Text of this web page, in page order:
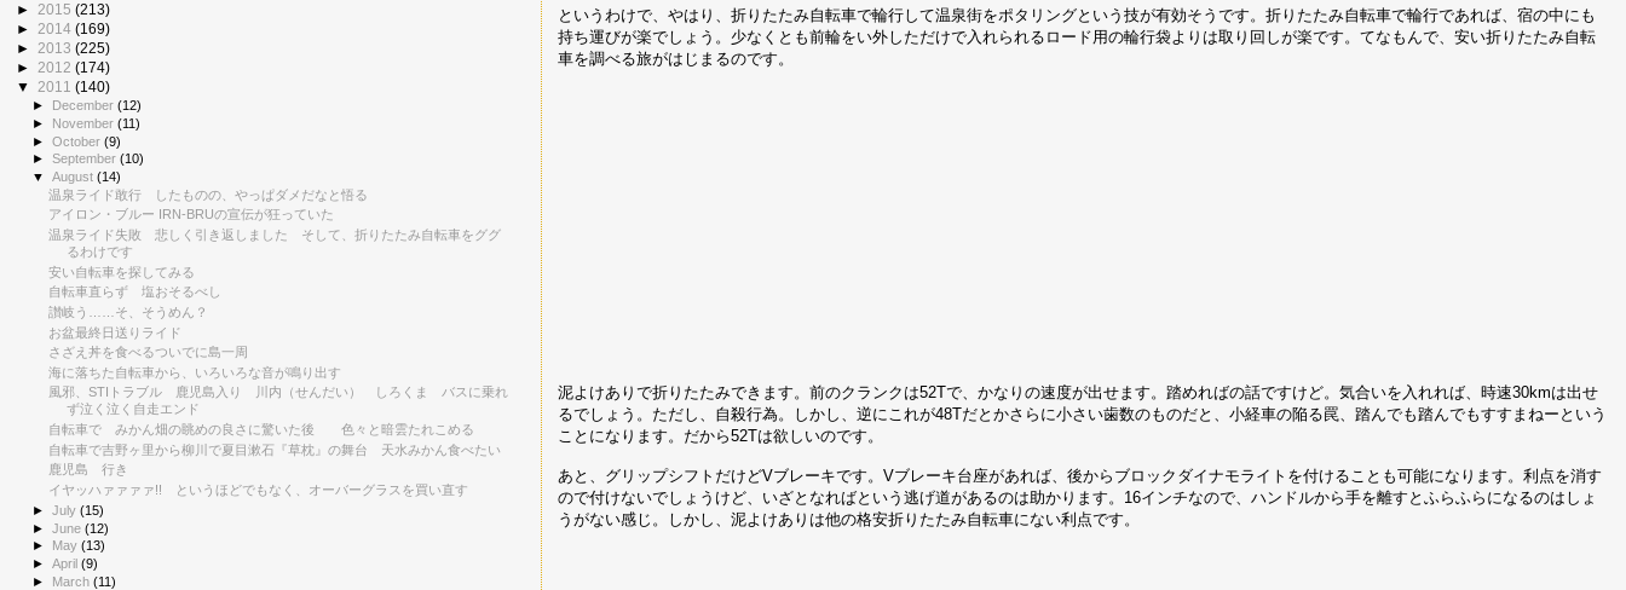
というわけで、やはり、折りたたみ自転車で輪行して温泉街をポタリングという技が有効そうです。折りたたみ自転車で輪行であれば、宿の中にも
持ち運びが楽でしょう。少なくとも前輪をい外しただけで入れられるロード用の輪行袋よりは取り回しが楽です。てなもんで、安い折りたたみ自転
車を調べる旅がはじまるのです。
泥よけありで折りたたみできます。前のクランクは52Tで、かなりの速度が出せます。踏めればの話ですけど。気合いを入れれば、時速30kmは出せ
るでしょう。ただし、自殺行為。しかし、逆にこれが48Tだとかさらに小さい歯数のものだと、小経車の陥る罠、踏んでも踏んでもすすまねーという
ことになります。だから52Tは欲しいのです。
あと、グリップシフトだけどVブレーキです。Vブレーキ台座があれば、後からブロックダイナモライトを付けることも可能になります。利点を消す
ので付けないでしょうけど、いざとなればという逃げ道があるのは助かります。16インチなので、ハンドルから手を離すとふらふらになるのはしょ
うがない感じ。しかし、泥よけありは他の格安折りたたみ自転車にない利点です。
► 2015 (213)
► 2014 (169)
► 2013 (225)
► 2012 (174)
▼ 2011 (140)
► December(12)
► November(11)
►October(9)
►September(10)
▼August(14)
温泉ライド敢行 したものの、やっぱダメだなと悟る
アイロン・ブルー IRN-BRUの宣伝が狂っていた
温泉ライド失敗 悲しく引き返しました そして、折りたたみ自転車をググ
るわけです
安い自転車を探してみる
自転車直らず 塩おそるべし
讃岐う……そ、そうめん？
お盆最終日送りライド
さざえ丼を食べるついでに島一周
海に落ちた自転車から、いろいろな音が鳴り出す
風邪、STIトラブル 鹿児島入り 川内（せんだい） しろくま バスに乗れ
ず泣く泣く自走エンド
自転車で みかん畑の眺めの良さに驚いた後 色々と暗雲たれこめる
自転車で吉野ヶ里から柳川で夏目漱石『草枕』の舞台 天水みかん食べたい
鹿児島 行き
イヤッハァァァァ!! というほどでもなく、オーバーグラスを買い直す
►July(15)
►June(12)
►
May(13)
►April(9)
► March(11)